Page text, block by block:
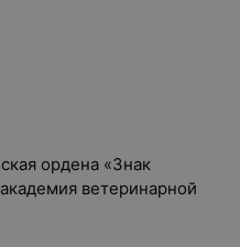
ордена «Знак
ветеринарной